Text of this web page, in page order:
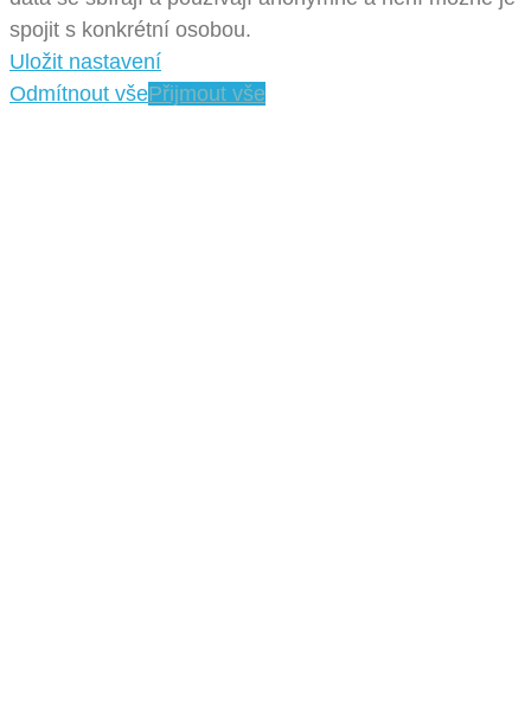
spojit s konkrétní osobou.
Uložit nastavení
Odmítnout všePřijmout vše